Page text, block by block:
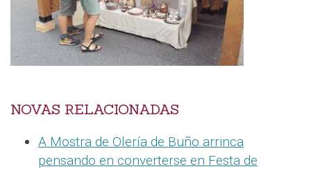
NOVAS RELACIONADAS
A Mostra de Olería de Buño arrinca
pensando en converterse en Festa de